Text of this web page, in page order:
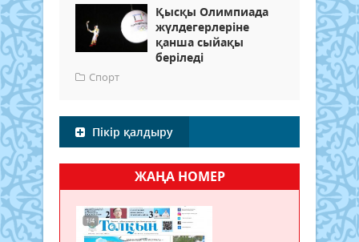
Қысқы Олимпиада
жүлдегерлеріне
қанша сыйақы
беріледі
Спорт
Пікір қалдыру
ЖАҢА НОМЕР